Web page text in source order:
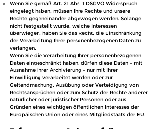
Wenn Sie gemäß Art. 21 Abs. 1 DSGVO Widerspruch
eingelegt haben, müssen Ihre Rechte und unsere
Rechte gegeneinander abgewogen werden. Solange
nicht festgestellt wurde, welche Interessen
überwiegen, haben Sie das Recht, die Einschränkung
der Verarbeitung Ihrer personenbezogenen Daten zu
verlangen.
Wenn Sie die Verarbeitung Ihrer personenbezogenen
Daten eingeschränkt haben, dürfen diese Daten – mit
Ausnahme ihrer Archivierung – nur mit Ihrer
Einwilligung verarbeitet werden oder zur
Geltendmachung, Ausübung oder Verteidigung von
Rechtsansprüchen oder zum Schutz der Rechte anderer
natürlicher oder juristischer Personen oder aus
Gründen eines wichtigen öffentlichen Interesses der
Europäischen Union oder eines Mitgliedstaats der EU.